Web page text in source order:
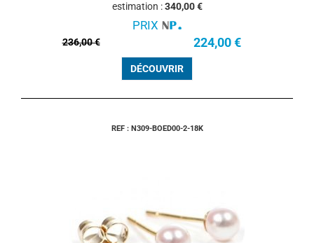
estimation :340,00 €
PRIX
236,00 € 224,00 €
DÉCOUVRIR
REF : N309-BOED00-2-18K